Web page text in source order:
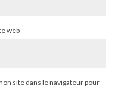
web
site dans le navigateur pour